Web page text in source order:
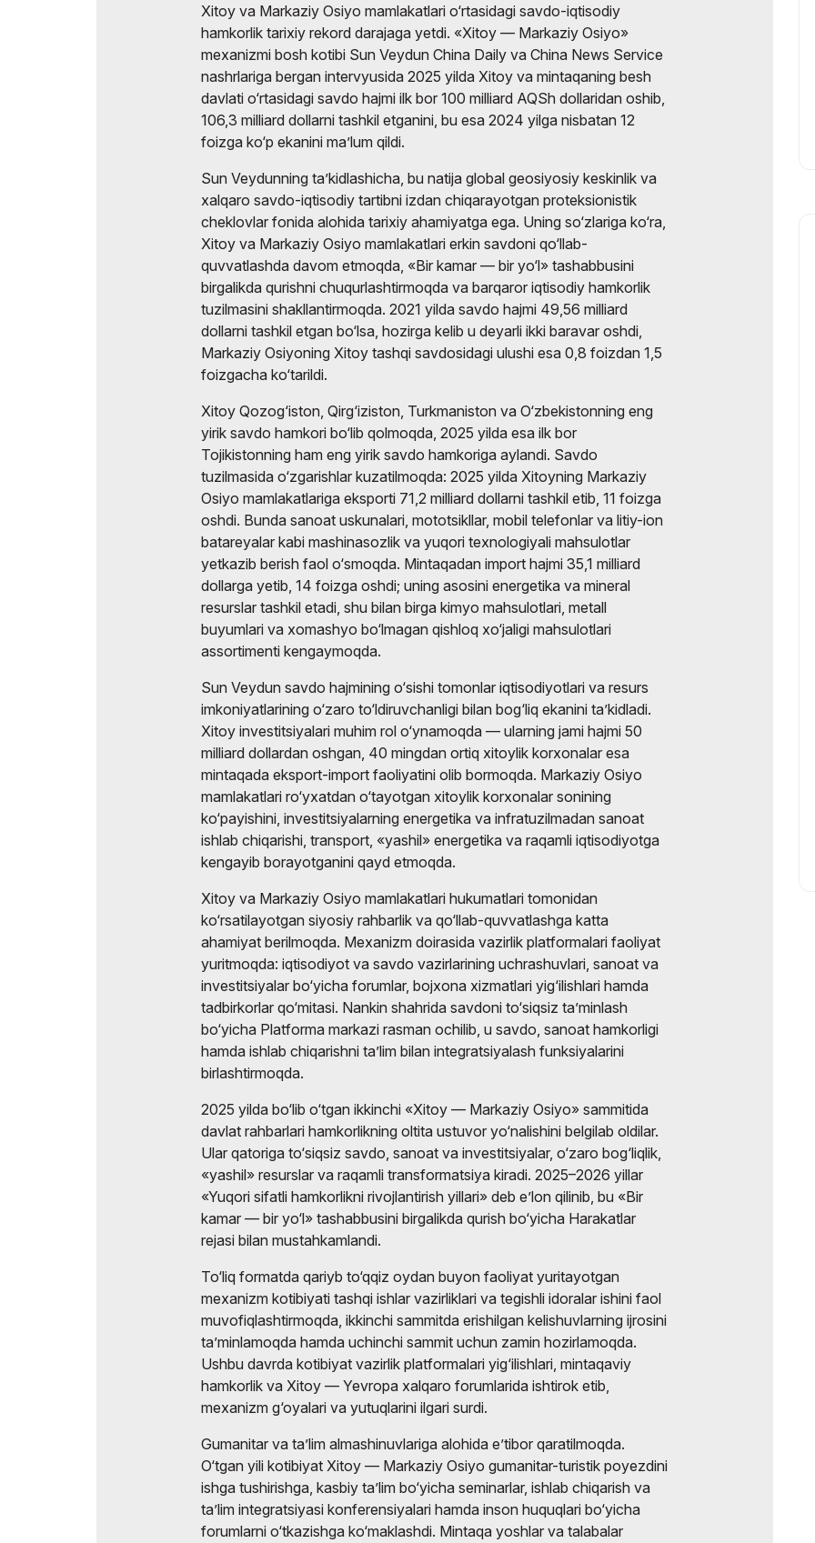
Xitoy va Markaziy Osiyo mamlakatlari o‘rtasidagi savdo-iqtisodiy
hamkorlik tarixiy rekord darajaga yetdi. «Xitoy — Markaziy Osiyo»
mexanizmi bosh kotibi Sun Veydun China Daily va China News Service
nashrlariga bergan intervyusida 2025 yilda Xitoy va mintaqaning besh
davlati o‘rtasidagi savdo hajmi ilk bor 100 milliard AQSh dollaridan oshib,
106,3 milliard dollarni tashkil etganini, bu esa 2024 yilga nisbatan 12
foizga ko‘p ekanini ma’lum qildi.
Sun Veydunning ta’kidlashicha, bu natija global geosiyosiy keskinlik va
xalqaro savdo-iqtisodiy tartibni izdan chiqarayotgan proteksionistik
cheklovlar fonida alohida tarixiy ahamiyatga ega. Uning so‘zlariga ko‘ra,
Xitoy va Markaziy Osiyo mamlakatlari erkin savdoni qo‘llab-
quvvatlashda davom etmoqda, «Bir kamar — bir yo‘l» tashabbusini
birgalikda qurishni chuqurlashtirmoqda va barqaror iqtisodiy hamkorlik
tuzilmasini shakllantirmoqda. 2021 yilda savdo hajmi 49,56 milliard
dollarni tashkil etgan bo‘lsa, hozirga kelib u deyarli ikki baravar oshdi,
Markaziy Osiyoning Xitoy tashqi savdosidagi ulushi esa 0,8 foizdan 1,5
foizgacha ko‘tarildi.
Xitoy Qozog‘iston, Qirg‘iziston, Turkmaniston va O‘zbekistonning eng
yirik savdo hamkori bo‘lib qolmoqda, 2025 yilda esa ilk bor
Tojikistonning ham eng yirik savdo hamkoriga aylandi. Savdo
tuzilmasida o‘zgarishlar kuzatilmoqda: 2025 yilda Xitoyning Markaziy
Osiyo mamlakatlariga eksporti 71,2 milliard dollarni tashkil etib, 11 foizga
oshdi. Bunda sanoat uskunalari, mototsikllar, mobil telefonlar va litiy-ion
batareyalar kabi mashinasozlik va yuqori texnologiyali mahsulotlar
yetkazib berish faol o‘smoqda. Mintaqadan import hajmi 35,1 milliard
dollarga yetib, 14 foizga oshdi; uning asosini energetika va mineral
resurslar tashkil etadi, shu bilan birga kimyo mahsulotlari, metall
buyumlari va xomashyo bo‘lmagan qishloq xo‘jaligi mahsulotlari
assortimenti kengaymoqda.
Sun Veydun savdo hajmining o‘sishi tomonlar iqtisodiyotlari va resurs
imkoniyatlarining o‘zaro to‘ldiruvchanligi bilan bog‘liq ekanini ta’kidladi.
Xitoy investitsiyalari muhim rol o‘ynamoqda — ularning jami hajmi 50
milliard dollardan oshgan, 40 mingdan ortiq xitoylik korxonalar esa
mintaqada eksport-import faoliyatini olib bormoqda. Markaziy Osiyo
mamlakatlari ro‘yxatdan o‘tayotgan xitoylik korxonalar sonining
ko‘payishini, investitsiyalarning energetika va infratuzilmadan sanoat
ishlab chiqarishi, transport, «yashil» energetika va raqamli iqtisodiyotga
kengayib borayotganini qayd etmoqda.
Xitoy va Markaziy Osiyo mamlakatlari hukumatlari tomonidan
ko‘rsatilayotgan siyosiy rahbarlik va qo‘llab-quvvatlashga katta
ahamiyat berilmoqda. Mexanizm doirasida vazirlik platformalari faoliyat
yuritmoqda: iqtisodiyot va savdo vazirlarining uchrashuvlari, sanoat va
investitsiyalar bo‘yicha forumlar, bojxona xizmatlari yig‘ilishlari hamda
tadbirkorlar qo‘mitasi. Nankin shahrida savdoni to‘siqsiz ta’minlash
bo‘yicha Platforma markazi rasman ochilib, u savdo, sanoat hamkorligi
hamda ishlab chiqarishni ta’lim bilan integratsiyalash funksiyalarini
birlashtirmoqda.
2025 yilda bo‘lib o‘tgan ikkinchi «Xitoy — Markaziy Osiyo» sammitida
davlat rahbarlari hamkorlikning oltita ustuvor yo‘nalishini belgilab oldilar.
Ular qatoriga to‘siqsiz savdo, sanoat va investitsiyalar, o‘zaro bog‘liqlik,
«yashil» resurslar va raqamli transformatsiya kiradi. 2025–2026 yillar
«Yuqori sifatli hamkorlikni rivojlantirish yillari» deb e’lon qilinib, bu «Bir
kamar — bir yo‘l» tashabbusini birgalikda qurish bo‘yicha Harakatlar
rejasi bilan mustahkamlandi.
To‘liq formatda qariyb to‘qqiz oydan buyon faoliyat yuritayotgan
mexanizm kotibiyati tashqi ishlar vazirliklari va tegishli idoralar ishini faol
muvofiqlashtirmoqda, ikkinchi sammitda erishilgan kelishuvlarning ijrosini
ta’minlamoqda hamda uchinchi sammit uchun zamin hozirlamoqda.
Ushbu davrda kotibiyat vazirlik platformalari yig‘ilishlari, mintaqaviy
hamkorlik va Xitoy — Yevropa xalqaro forumlarida ishtirok etib,
mexanizm g‘oyalari va yutuqlarini ilgari surdi.
Gumanitar va ta’lim almashinuvlariga alohida e’tibor qaratilmoqda.
O‘tgan yili kotibiyat Xitoy — Markaziy Osiyo gumanitar-turistik poyezdini
ishga tushirishga, kasbiy ta’lim bo‘yicha seminarlar, ishlab chiqarish va
ta’lim integratsiyasi konferensiyalari hamda inson huquqlari bo‘yicha
forumlarni o‘tkazishga ko‘maklashdi. Mintaqa yoshlar va talabalar